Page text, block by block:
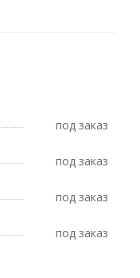
Под заказ
Под заказ
Под заказ
Под заказ